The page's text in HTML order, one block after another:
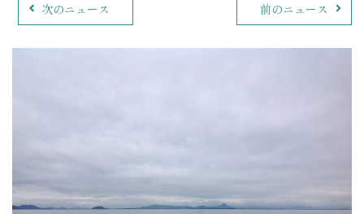
次のニュース 前のニュース